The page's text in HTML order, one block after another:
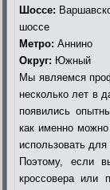
Шоссе:
шоссе
Метро: Аннино
Округ: Южный
Мы являемся
несколько лет в
появились
как именно можно
использовать для
Поэтому, если
кроссовера или